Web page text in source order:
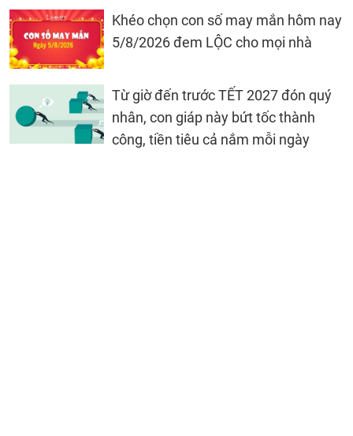
Khéo chọn con số may mắn hôm nay
5/8/2026 đem LỘC cho mọi nhà
Từ giờ đến trước TẾT 2027 đón quý
nhân, con giáp này bứt tốc thành
công, tiền tiêu cả nắm mỗi ngày